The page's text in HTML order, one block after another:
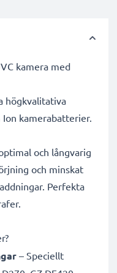
kamera med
högkvalitativa
Ion kamerabatterier.
och långvarig
och minskat
Perfekta
– Speciellt